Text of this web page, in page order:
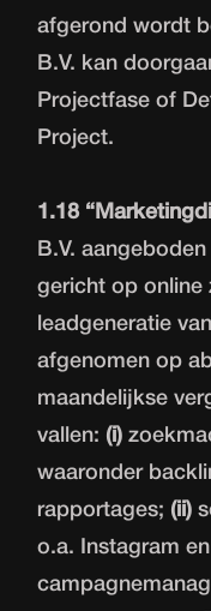
afgerond wordt
B.V. kan
Projectfase of
Project.
1.18
B.V.
gericht op online
leadgeneratie
afgenomen op
maandelijkse
vallen: (i)
waaronder
rapportages; (ii)
o.a. Instagram